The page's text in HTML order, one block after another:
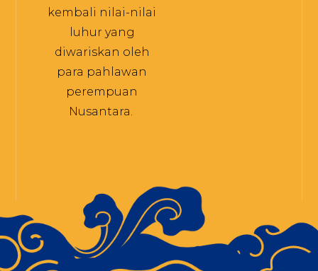
kembali nilai-nilai
luhur yang
diwariskan oleh
para pahlawan
perempuan
Nusantara.